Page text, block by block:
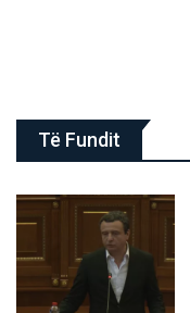
Të Fundit